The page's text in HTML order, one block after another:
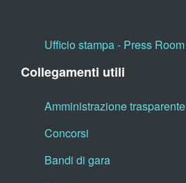
Ufficio stampa - Press Room
Collegamenti utili
Amministrazione trasparente
Concorsi
Bandi di gara